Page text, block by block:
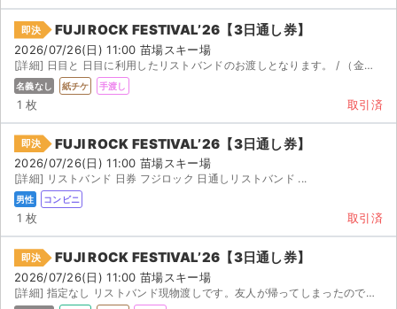
即決 FUJI ROCK FESTIVAL’26【3日通し券】
2026/07/26(日) 11:00 苗場スキー場
[詳細] 日目と 日目に利用したリストバンドのお渡しとなります。 / （金）と、 / （土）に利...
名義なし 紙チケ 手渡し
1 枚 取引済
即決 FUJI ROCK FESTIVAL’26【3日通し券】
2026/07/26(日) 11:00 苗場スキー場
[詳細] リストバンド 日券 フジロック 日通しリストバンド ...
男性 コンビニ
1 枚 取引済
即決 FUJI ROCK FESTIVAL’26【3日通し券】
2026/07/26(日) 11:00 苗場スキー場
[詳細] 指定なし リストバンド現物渡しです。友人が帰ってしまったのでもし欲しい方いれば。入り口の前で渡...